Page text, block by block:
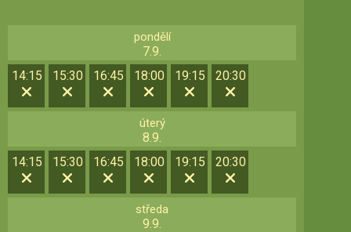
pondělí
7.9.
14:15
15:30 16:45 18:00 19:15 20:30
úterý
8.9.
14:15
15:30 16:45 18:00 19:15 20:30
středa
9.9.